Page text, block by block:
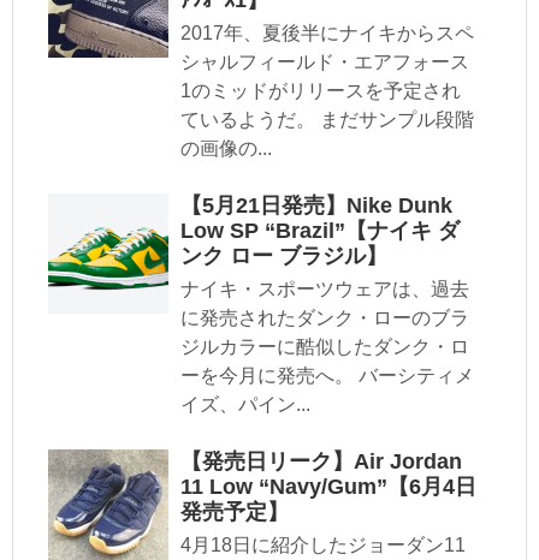
2017年、夏後半にナイキからスペ
シャルフィールド・エアフォース
1のミッドがリリースを予定され
ているようだ。 まだサンプル段階
の画像の...
【5月21日発売】Nike Dunk
Low SP “Brazil”【ナイキ ダ
ンク ロー ブラジル】
ナイキ・スポーツウェアは、過去
に発売されたダンク・ローのブラ
ジルカラーに酷似したダンク・ロ
ーを今月に発売へ。 バーシティメ
イズ、パイン...
【発売日リーク】Air Jordan
11 Low “Navy/Gum”【6月4日
発売予定】
4月18日に紹介したジョーダン11